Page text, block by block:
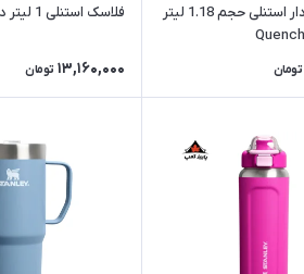
ماگ دسته دار استنلی حجم 1.18 لیتر
تومان
فلاسک استنلی 1 لیتر دسته دار
13,160,000 تومان